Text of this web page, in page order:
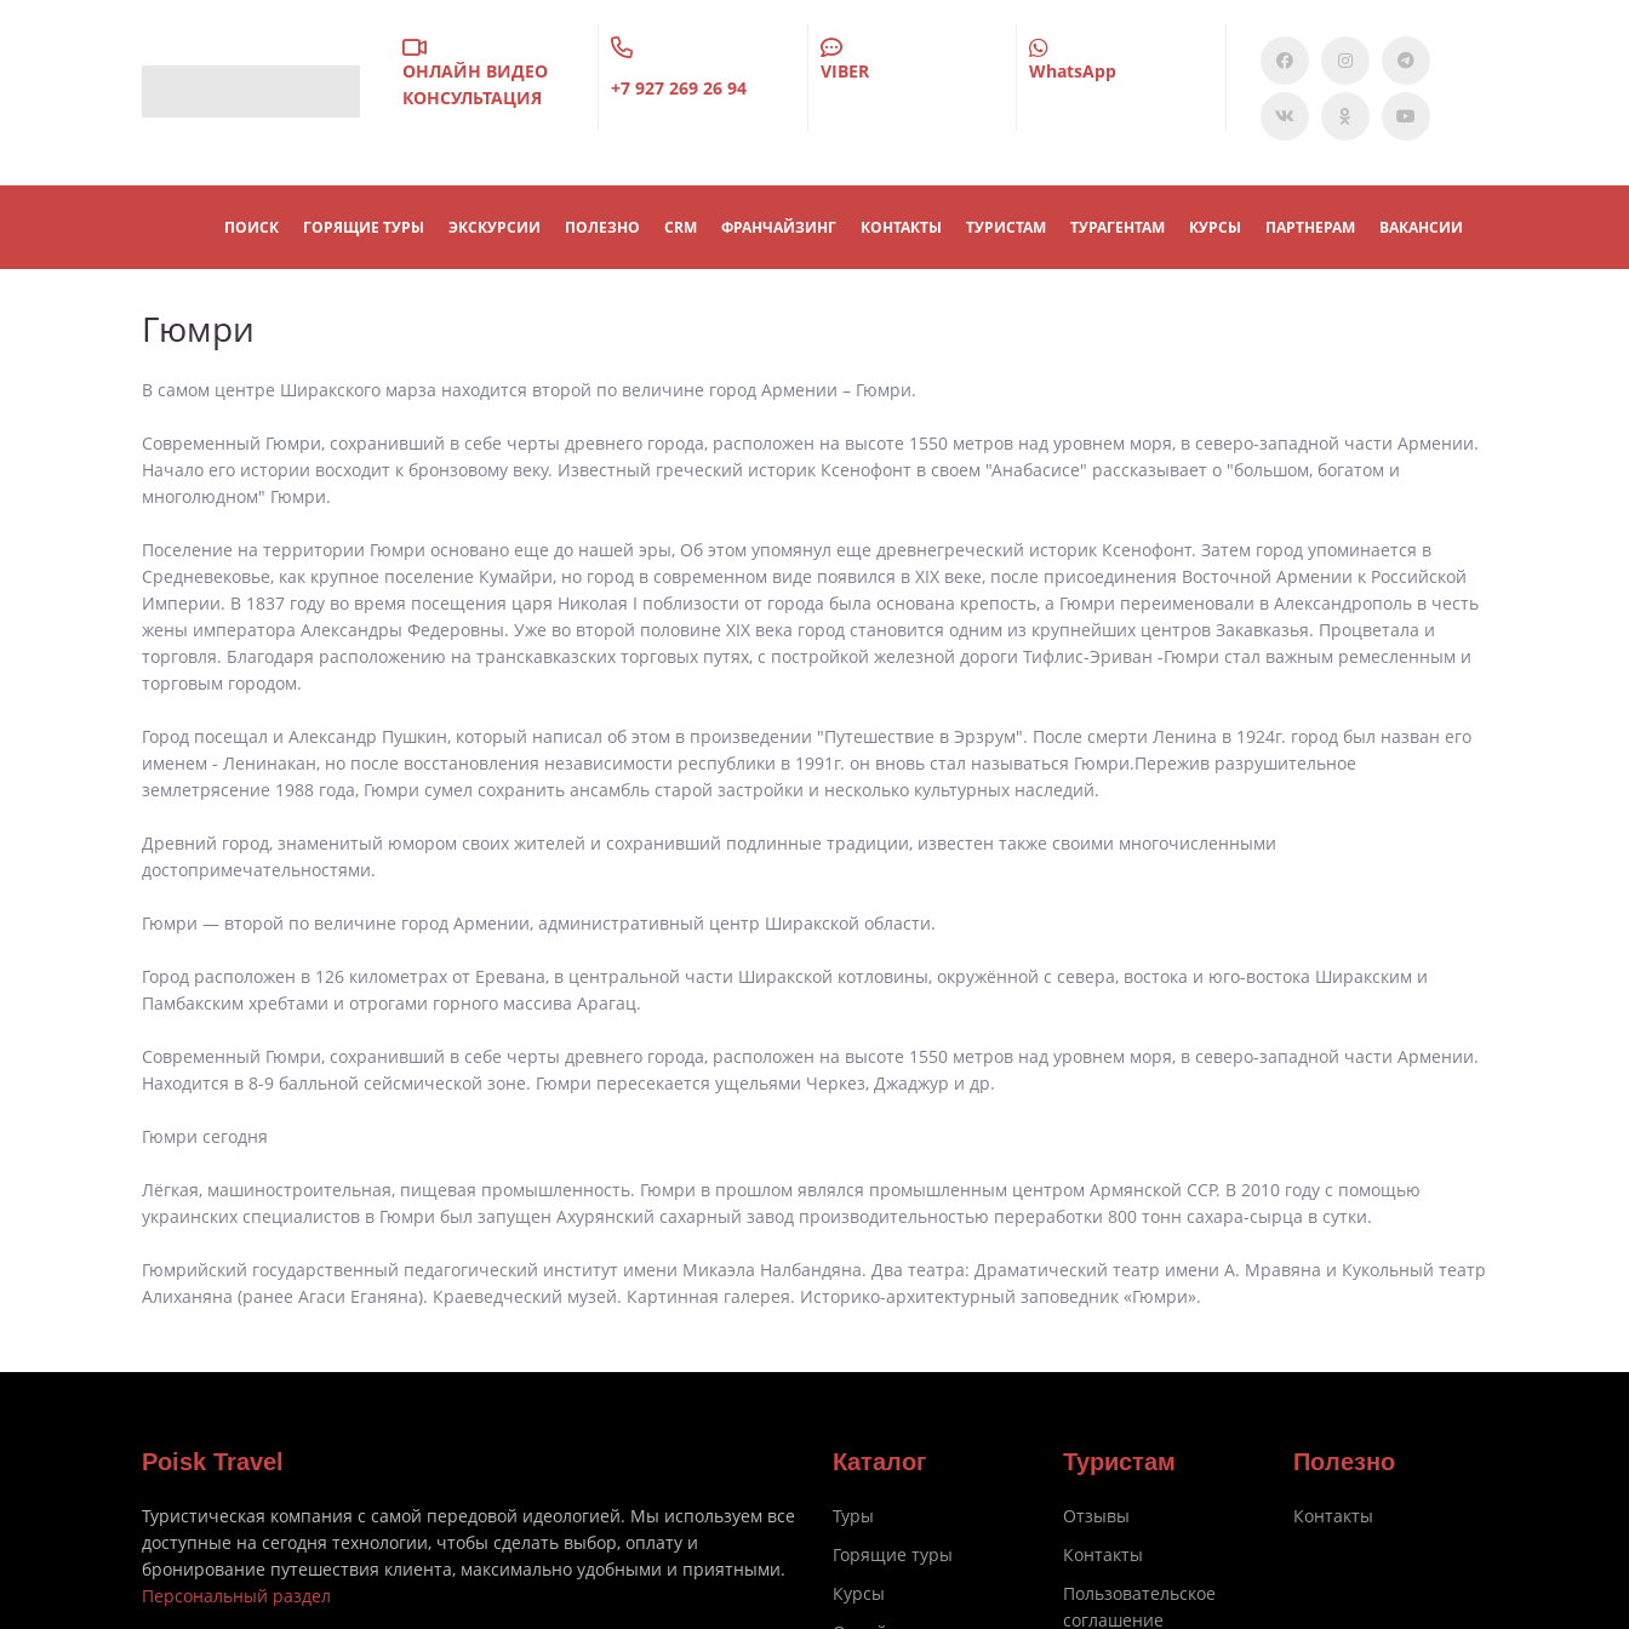
ОНЛАЙН ВИДЕО
КОНСУЛЬТАЦИЯ
+7 927 269 26 94
VIBER WhatsApp
ПОИСК ГОРЯЩИЕ ТУРЫ ЭКСКУРСИИ ПОЛЕЗНО CRM ФРАНЧАЙЗИНГ КОНТАКТЫ ТУРИСТАМ ТУРАГЕНТАМ КУРСЫ ПАРТНЕРАМ ВАКАНСИИ
Гюмри
В самом центре Ширакского марза находится второй по величине город Армении – Гюмри.
Современный Гюмри, сохранивший в себе черты древнего города, расположен на высоте 1550 метров над уровнем моря, в северо-западной части Армении.
Начало его истории восходит к бронзовому веку. Известный греческий историк Ксенофонт в своем "Анабасисе" рассказывает о "большом, богатом и
многолюдном" Гюмри.
Поселение на территории Гюмри основано еще до нашей эры, Об этом упомянул еще древнегреческий историк Ксенофонт. Затем город упоминается в
Средневековье, как крупное поселение Кумайри, но город в современном виде появился в XIX веке, после присоединения Восточной Армении к Российской
Империи. В 1837 году во время посещения царя Николая I поблизости от города была основана крепость, а Гюмри переименовали в Александрополь в честь
жены императора Александры Федеровны. Уже во второй половине XIX века город становится одним из крупнейших центров Закавказья. Процветала и
торговля. Благодаря расположению на транскавказских торговых путях, с постройкой железной дороги Тифлис-Эриван -Гюмри стал важным ремесленным и
торговым городом.
Город посещал и Александр Пушкин, который написал об этом в произведении "Путешествие в Эрзрум". После смерти Ленина в 1924г. город был назван его
именем - Ленинакан, но после восстановления независимости республики в 1991г. он вновь стал называться Гюмри.Пережив разрушительное
землетрясение 1988 года, Гюмри сумел сохранить ансамбль старой застройки и несколько культурных наследий.
Древний город, знаменитый юмором своих жителей и сохранивший подлинные традиции, известен также своими многочисленными
достопримечательностями.
Гюмри — второй по величине город Армении, административный центр Ширакской области.
Город расположен в 126 километрах от Еревана, в центральной части Ширакской котловины, окружённой с севера, востока и юго-востока Ширакским и
Памбакским хребтами и отрогами горного массива Арагац.
Современный Гюмри, сохранивший в себе черты древнего города, расположен на высоте 1550 метров над уровнем моря, в северо-западной части Армении.
Находится в 8-9 балльной сейсмической зоне. Гюмри пересекается ущельями Черкез, Джаджур и др.
Гюмри сегодня
Лёгкая, машиностроительная, пищевая промышленность. Гюмри в прошлом являлся промышленным центром Армянской ССР. В 2010 году с помощью
украинских специалистов в Гюмри был запущен Ахурянский сахарный завод производительностью переработки 800 тонн сахара-сырца в сутки.
Гюмрийский государственный педагогический институт имени Микаэла Налбандяна. Два театра: Драматический театр имени А. Мравяна и Кукольный театр
Алиханяна (ранее Агаси Еганяна). Краеведческий музей. Картинная галерея. Историко-архитектурный заповедник «Гюмри».
Poisk Travel
Туристическая компания с самой передовой идеологией. Мы используем все
доступные на сегодня технологии, чтобы сделать выбор, оплату и
бронирование путешествия клиента, максимально удобными и приятными.
Персональный раздел
Каталог
Туры
Горящие туры
Курсы
Туристам
Отзывы
Контакты
Пользовательское
соглашение
Полезно
Контакты